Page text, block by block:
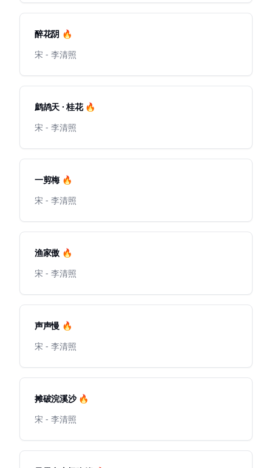
醉花阴 🔥
宋 - 李清照
鹧鸪天 · 桂花 🔥
宋 - 李清照
一剪梅 🔥
宋 - 李清照
渔家傲 🔥
宋 - 李清照
声声慢 🔥
宋 - 李清照
摊破浣溪沙 🔥
宋 - 李清照